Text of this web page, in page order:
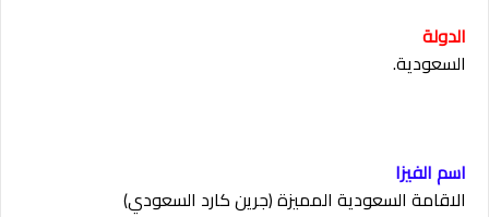
الدولة
السعودية.
اسم الفيزا
الاقامة السعودية المميزة (جرين كارد السعودي)